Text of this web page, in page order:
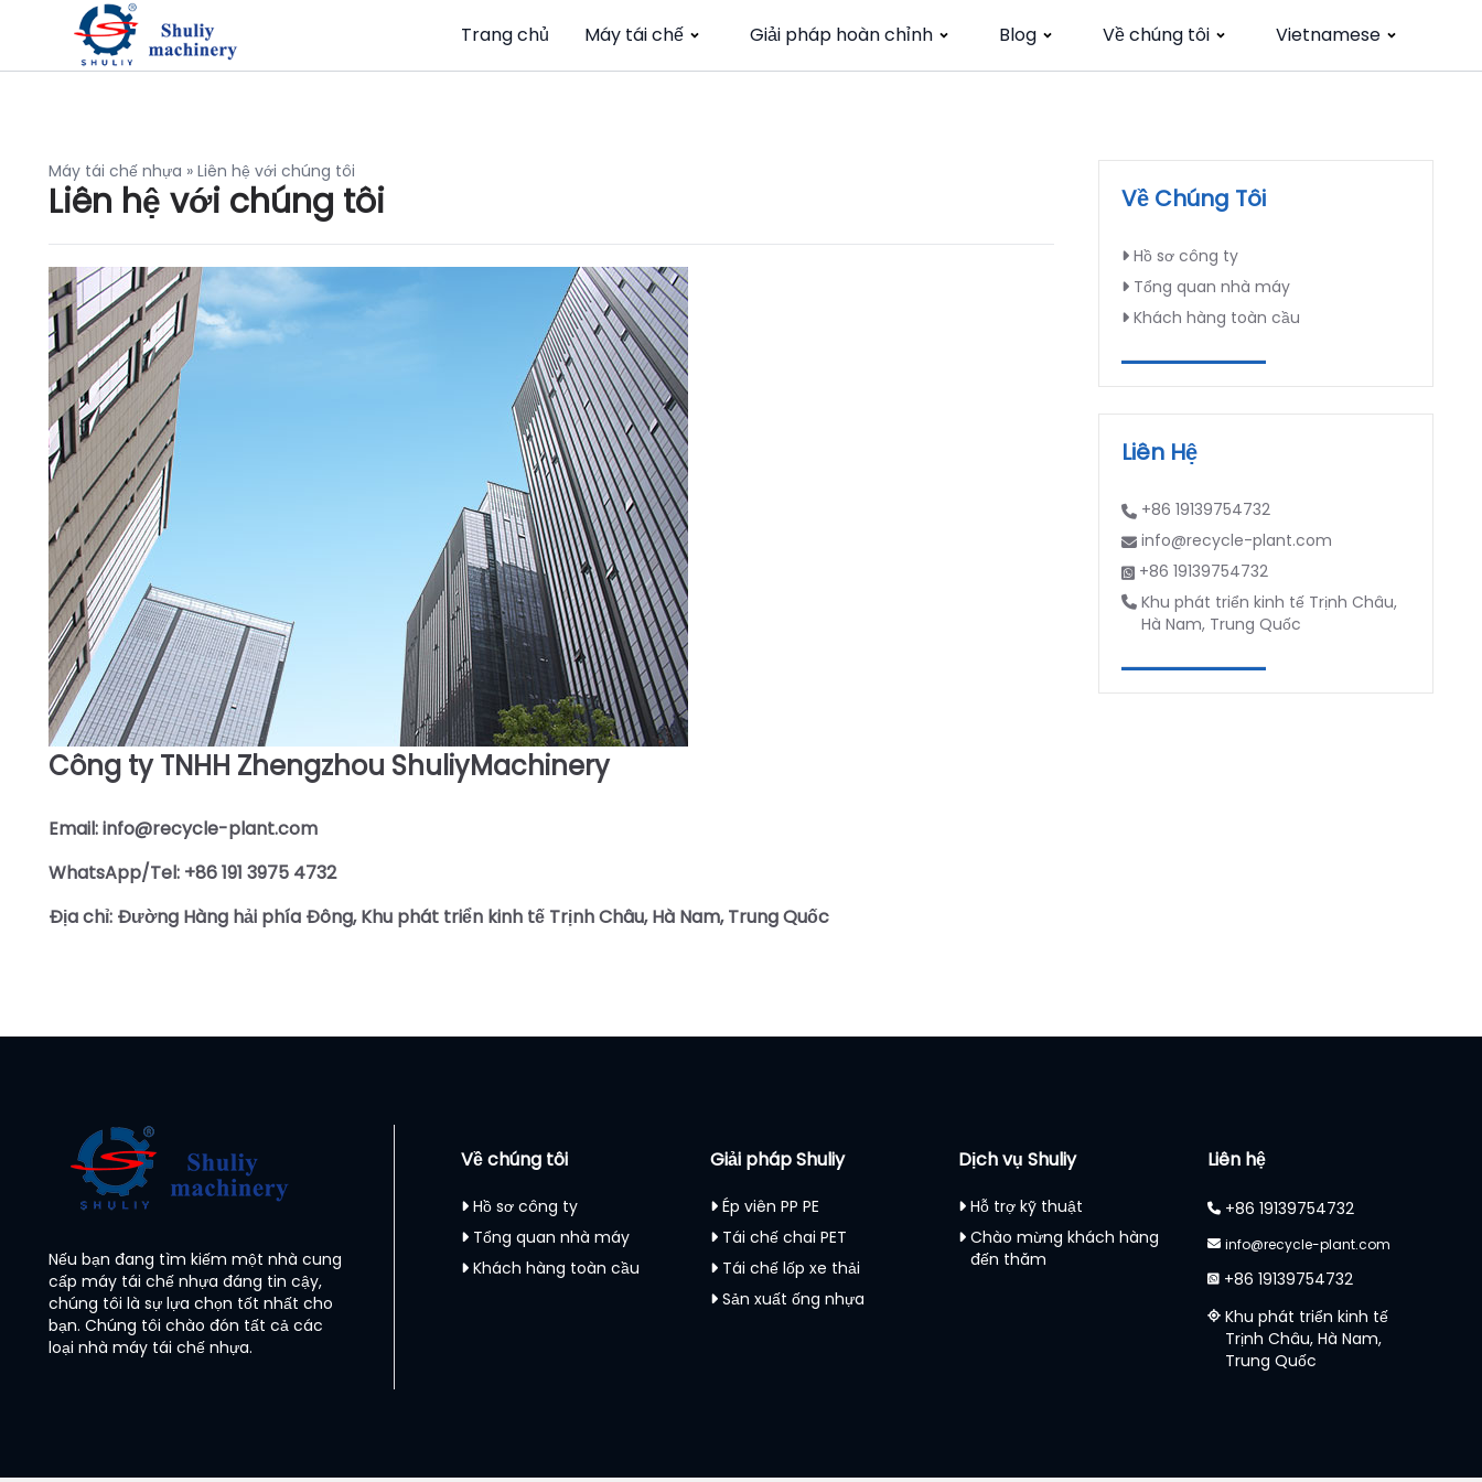
Trang chủ Máy tái chế Giải pháp hoàn chỉnh Blog Về chúng tôi Vietnamese
Máy tái chế nhựa » Liên hệ với chúng tôi
Liên hệ với chúng tôi
Công ty TNHH Zhengzhou ShuliyMachinery
Email: info@recycle-plant.com
WhatsApp/Tel: +86 191 3975 4732
Địa chỉ: Đường Hàng hải phía Đông, Khu phát triển kinh tế Trịnh Châu, Hà Nam, Trung Quốc
Về Chúng Tôi
Hồ sơ công ty
Tổng quan nhà máy
Khách hàng toàn cầu
Liên Hệ
+86 19139754732
info@recycle-plant.com
+86 19139754732
Khu phát triển kinh tế Trịnh Châu,
Hà Nam, Trung Quốc
Nếu bạn đang tìm kiếm một nhà cung
cấp máy tái chế nhựa đáng tin cậy,
chúng tôi là sự lựa chọn tốt nhất cho
bạn. Chúng tôi chào đón tất cả các
loại nhà máy tái chế nhựa.
Về chúng tôi
Hồ sơ công ty
Tổng quan nhà máy
Khách hàng toàn cầu
Giải pháp Shuliy
Ép viên PP PE
Tái chế chai PET
Tái chế lốp xe thải
Sản xuất ống nhựa
Dịch vụ Shuliy
Hỗ trợ kỹ thuật
Chào mừng khách hàng
đến thăm
Liên hệ
+86 19139754732
info@recycle-plant.com
+86 19139754732
Khu phát triển kinh tế
Trịnh Châu, Hà Nam,
Trung Quốc